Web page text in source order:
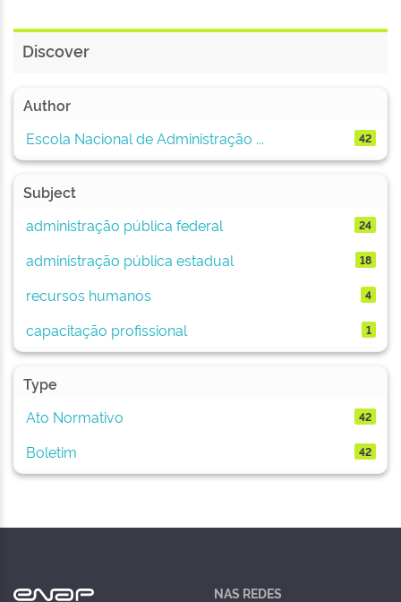
Discover
Author
Escola Nacional de Administração ...
42
Subject
administração pública federal
24
administração pública estadual 18
recursos humanos 4
capacitação profissional 1
Type
Ato Normativo
42
Boletim 42
NAS REDES